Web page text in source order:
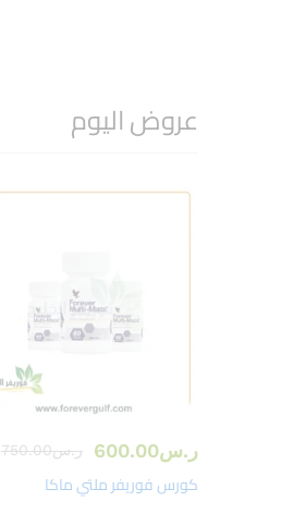
عروض اليوم
ر.س600.00 ر.س750.00
كورس فوريفر ملتي ماكا